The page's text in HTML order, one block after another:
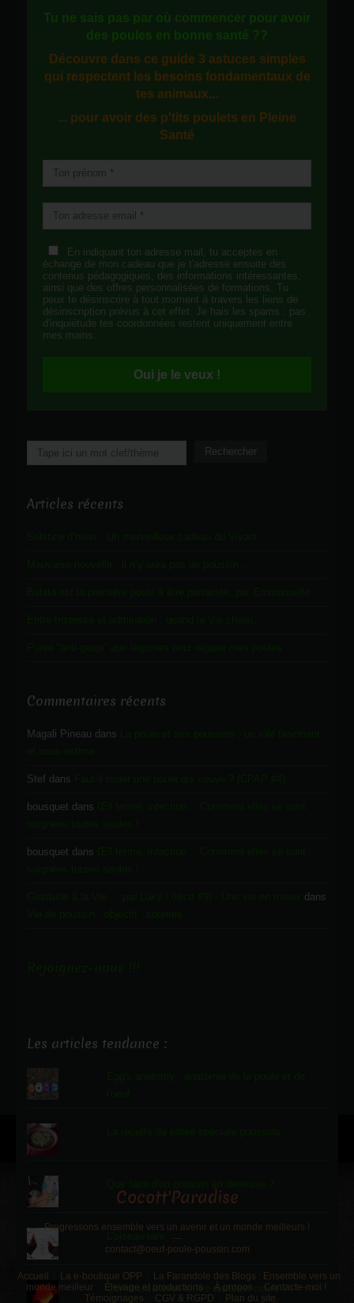
Tu ne sais pas par où commencer pour avoir
des poules en bonne santé ??
Découvre dans ce guide 3 astuces simples
qui respectent les besoins fondamentaux de
tes animaux...
... pour avoir des p'tits poulets en Pleine
Santé
En indiquant ton adresse mail, tu acceptes en
échange de mon cadeau que je t'adresse ensuite des
contenus pédagogiques, des informations intéressantes,
ainsi que des offres personnalisées de formations. Tu
peux te désinscrire à tout moment à travers les liens de
désinscription prévus à cet effet. Je hais les spams : pas
d'inquiétude tes coordonnées restent uniquement entre
mes mains.
Oui je le veux !
Rechercher Rechercher
Articles récents
Commentaires récents
Magali Pineau dans
Stef dans
bousquet dans
bousquet dans
dans
Les articles tendance :
Comment savoir si les œufs en cours
Cocott'Paradise
Progressons ensemble vers un avenir et un monde meilleurs !
---
contact@oeuf-poule-poussin.com
Accueil La e-boutique OPP
La Farandole des Blogs : Ensemble vers un
monde meilleur
Élevage et productions À propos
Contacte-moi !
Témoignages
CGV & RGPD Plan du site